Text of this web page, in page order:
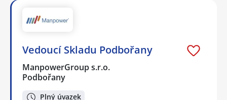
Vedoucí Skladu Podbořany
ManpowerGroup s.r.o.
Podbořany
Plný úvazek